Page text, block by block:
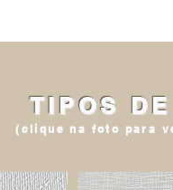
TIPOS
(clique na foto para